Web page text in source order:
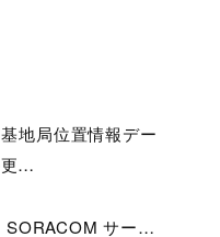
地局位置情報デー
更…
SORACOM サー…